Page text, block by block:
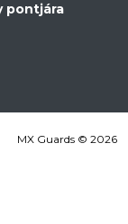
pontjára
MX Guards © 2026